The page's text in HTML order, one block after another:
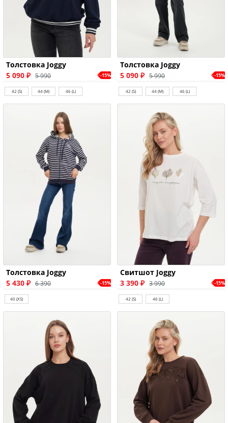
Толстовка Joggy
5 090 ₽ 5 990 -15%
42 (S) 44 (M) 46 (L)
Толстовка Joggy
5 090 ₽ 5 990 -15%
42 (S) 44 (M) 46 (L)
Толстовка Joggy
5 430 ₽ 6 390 -15%
40 (XS)
Свитшот Joggy
3 390 ₽ 3 990 -15%
42 (S) 46 (L)